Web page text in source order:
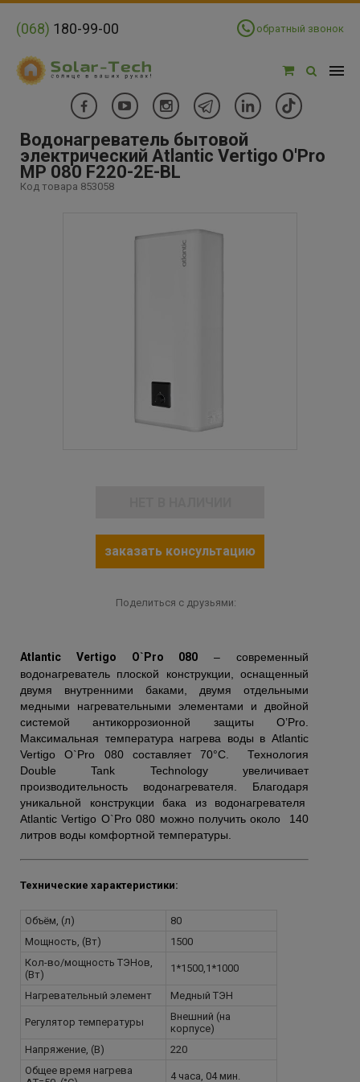
(068) 180-99-00 обратный звонок
Водонагреватель бытовой
электрический Atlantic Vertigo O'Pro
MP 080 F220-2E-BL
Код товара 853058
заказать консультацию
Поделиться с друзьями:
Atlantic Vertigo O`Pro 080 – современный
водонагреватель плоской конструкции, оснащенный
двумя внутренними баками, двумя отдельными
медными нагревательными элементами и двойной
системой антикоррозионной защиты O’Pro.
Максимальная температура нагрева воды в Atlantic
Vertigo O`Pro 080 составляет 70°С. Технология
Double Tank Technology увеличивает
производительность водонагревателя. Благодаря
уникальной конструкции бака из водонагревателя
Atlantic Vertigo O`Pro 080 можно получить около 140
литров воды комфортной температуры.
Технические характеристики:
Объём, (л)
80
Мощность, (Вт)
1500
Кол-во/мощность ТЭНов,
(Вт)
1*1500,1*1000
Нагревательный элемент Медный ТЭН
Регулятор температуры
Внешний (на
корпусе)
Напряжение, (В)
220
Общее время нагрева
4 часа, 04 мин.